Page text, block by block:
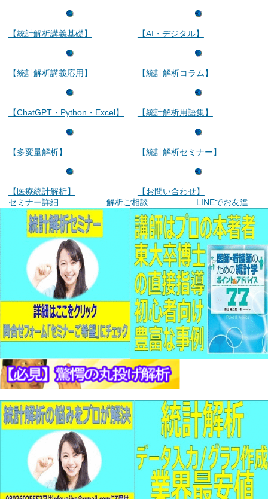
【統計解析講義基礎】
【統計解析講義応用】
【ChatGPT・Python・Excel】
【多変量解析】
【医療統計解析】
【AI・デジタル】
【統計解析コラム】
【統計解析用語集】
【統計解析セミナー】
【お問い合わせ】
セミナー詳細
解析ご相談 LINEでお友達